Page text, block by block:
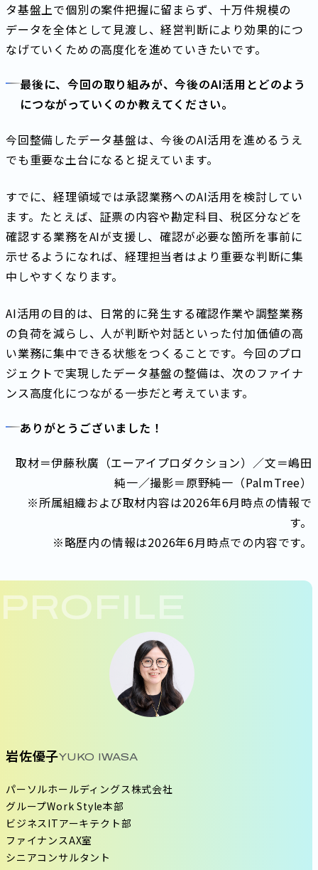
タ基盤上で個別の案件把握に留まらず、十万件規模の
データを全体として見渡し、経営判断により効果的につ
なげていくための高度化を進めていきたいです。
最後に、今回の取り組みが、今後のAI活用とどのよう
につながっていくのか教えてください。
今回整備したデータ基盤は、今後のAI活用を進めるうえ
でも重要な土台になると捉えています。
すでに、経理領域では承認業務へのAI活用を検討してい
ます。たとえば、証票の内容や勘定科目、税区分などを
確認する業務をAIが支援し、確認が必要な箇所を事前に
示せるようになれば、経理担当者はより重要な判断に集
中しやすくなります。
AI活用の目的は、日常的に発生する確認作業や調整業務
の負荷を減らし、人が判断や対話といった付加価値の高
い業務に集中できる状態をつくることです。今回のプロ
ジェクトで実現したデータ基盤の整備は、次のファイナ
ンス高度化につながる一歩だと考えています。
ありがとうございました！
取材＝伊藤秋廣（エーアイプロダクション）／文＝嶋田
純一／撮影＝原野純一（PalmTree）
※所属組織および取材内容は2026年6月時点の情報で
す。
※略歴内の情報は2026年6月時点での内容です。
PROFILE
岩佐優子YUKO IWASA
パーソルホールディングス株式会社
グループWork Style本部
ビジネスITアーキテクト部
ファイナンスAX室
シニアコンサルタント